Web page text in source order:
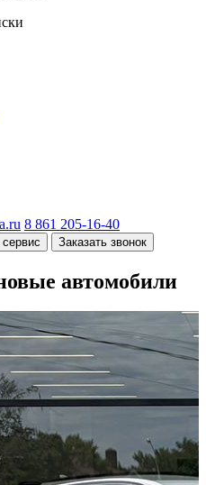
8 861 205-16-40
Заказать звонок
автомобили